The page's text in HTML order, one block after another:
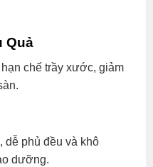
Quả
chế trầy xước, giảm
dễ phủ đều và khô
dưỡng.